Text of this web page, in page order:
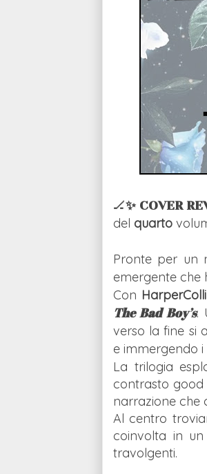
🏒✨ COVER
del quarto
Pronte per un
emergente che
Con
The Bad Boy’s.
verso la fine si
e immergendo
La trilogia
contrasto
narrazione che
Al centro
coinvolta in
travolgenti.